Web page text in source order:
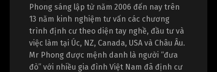
Phong sáng lập từ năm 2006 đến nay trên
13 năm kinh nghiệm tư vấn các chương
trình định cư theo diện tay nghề, đầu tư và
việc làm tại Úc, NZ, Canada, USA và Châu Âu.
Mr Phong được mệnh danh là người “đưa
đò” với nhiều gia đình Việt Nam đã định cư